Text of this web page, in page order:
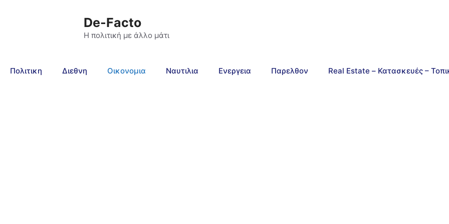
De-Facto
Η πολιτική με άλλο μάτι
Πολιτικη Διεθνη Οικονομια Ναυτιλια Ενεργεια Παρελθον Real Estate – Κατασκευές –